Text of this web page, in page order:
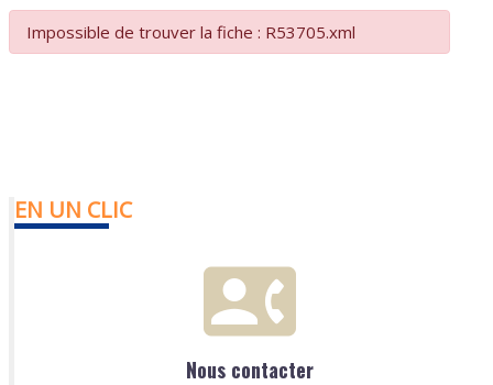
Impossible de trouver la fiche : R53705.xml
EN UN CLIC
Nous contacter